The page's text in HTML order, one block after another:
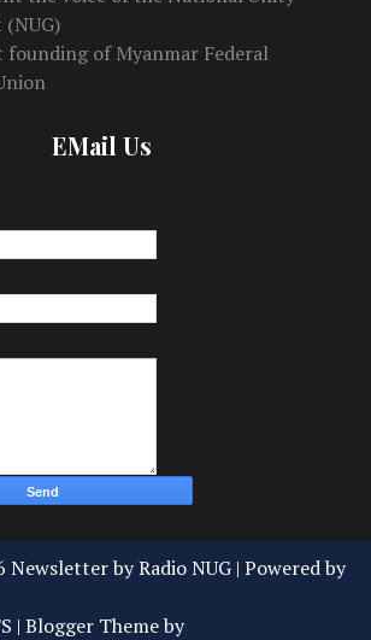
founding of Myanmar Federal
EMail Us
Newsletter by Radio NUG | Powered by
| Blogger Theme by